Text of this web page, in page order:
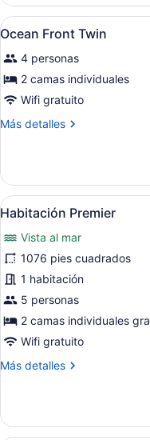
at
Restaurant,
includes
chi)
con
acceso
salón
lounge
del
club
(Breakfast
at
chi)
Abrir
todas
las
fotos
de
Ocean
Front
7
Ocean Front Twin
4 personas
2 camas individuales
Wifi gratuito
Más detalles
Más
Front
Twin
Abrir
todas
las
fotos
de
Habitación
Premier
16
Habitación Premier
Vista al mar
1076 pies cuadrados
1 habitación
5 personas
2 camas individuales
Wifi gratuito
Más detalles
Más
Premier